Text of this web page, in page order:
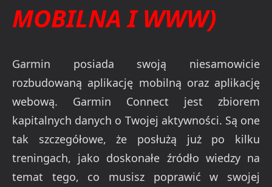
MOBILNA I WWW)
Garmin posiada swoją niesamowicie
rozbudowaną aplikację mobilną oraz aplikację
webową. Garmin Connect jest zbiorem
kapitalnych danych o Twojej aktywności. Są one
tak szczegółowe, że posłużą już po kilku
treningach, jako doskonałe źródło wiedzy na
temat tego, co musisz poprawić w swojej